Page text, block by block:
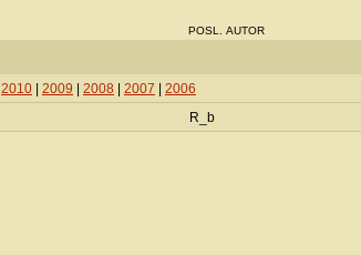
POSL. AUTOR
2010 2009 2008 2007
2006
R_b